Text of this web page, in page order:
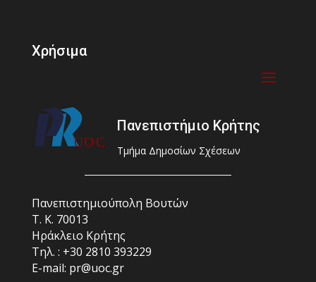
Χρήσιμα
Πανεπιστήμιο Κρήτης
Τμήμα Δημοσίων Σχέσεων
Πανεπιστημιούπολη Βουτών
Τ. Κ. 70013
Ηράκλειο Κρήτης
Τηλ. : +30 2810 393229
E-mail: pr@uoc.gr